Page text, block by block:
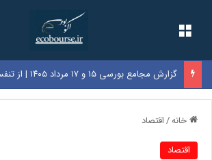
خانه/اقتصاد
اقتصاد